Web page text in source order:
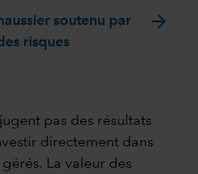
soutenu par
risques
arrow_forward
pas des résultats
directement dans
La valeur des